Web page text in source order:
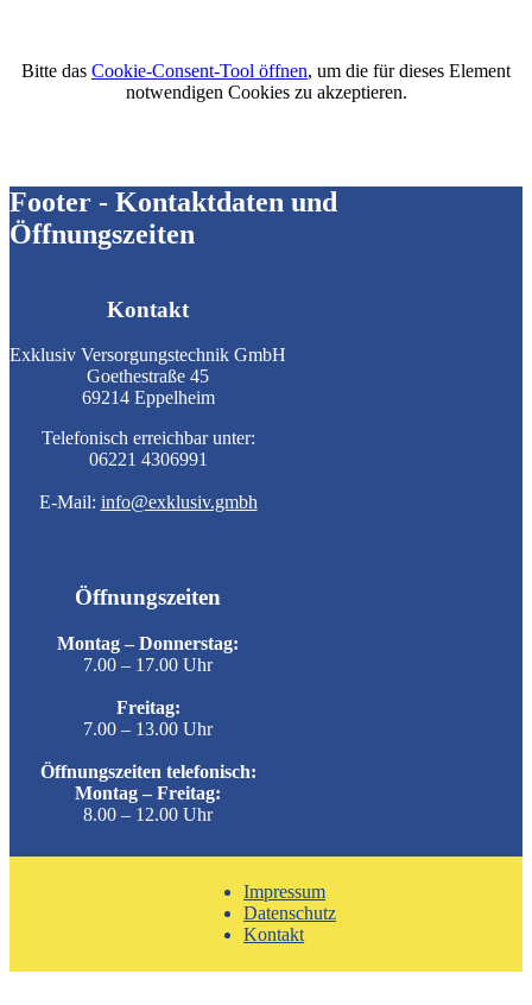
Bitte das Cookie-Consent-Tool öffnen, um die für dieses Element
notwendigen Cookies zu akzeptieren.
Footer - Kontaktdaten und
Öffnungszeiten
Kontakt
Exklusiv Versorgungstechnik GmbH
Goethestraße 45
69214 Eppelheim
Telefonisch erreichbar unter:
06221 4306991
E-Mail: info@exklusiv.gmbh
Öffnungszeiten
Montag – Donnerstag:
7.00 – 17.00 Uhr
Freitag:
7.00 – 13.00 Uhr
Öffnungszeiten telefonisch:
Montag – Freitag:
8.00 – 12.00 Uhr
Impressum
Datenschutz
Kontakt